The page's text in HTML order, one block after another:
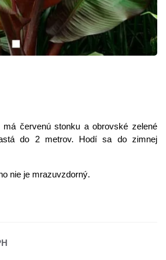
má červenú stonku a obrovské zelené
do 2 metrov. Hodí sa do zimnej
nie je mrazuvzdorný.